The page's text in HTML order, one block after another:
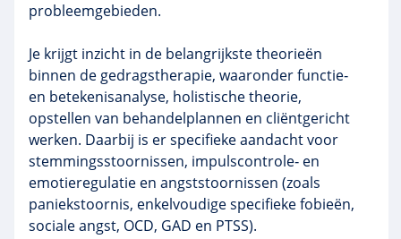
probleemgebieden.
Je krijgt inzicht in de belangrijkste theorieën
binnen de gedragstherapie, waaronder functie‑
en betekenisanalyse, holistische theorie,
opstellen van behandelplannen en cliëntgericht
werken. Daarbij is er specifieke aandacht voor
stemmingsstoornissen, impulscontrole‑ en
emotieregulatie en angststoornissen (zoals
paniekstoornis, enkelvoudige specifieke fobieën,
sociale angst, OCD, GAD en PTSS).